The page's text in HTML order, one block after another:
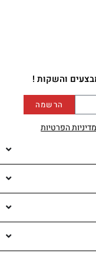
והשקות !
הפרטיות
הרשמה